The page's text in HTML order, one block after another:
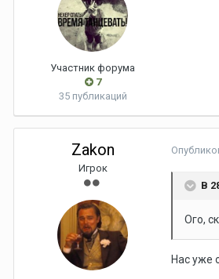
Участник форума
7
35 публикаций
Zakon
Игрок
В
Ого,
Нас уже